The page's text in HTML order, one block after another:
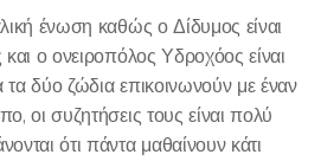
ένωση καθώς ο Δίδυμος είναι
και ο ονειροπόλος Υδροχόος είναι
δύο ζώδια επικοινωνούν με έναν
οι συζητήσεις τους είναι πολύ
ότι πάντα μαθαίνουν κάτι